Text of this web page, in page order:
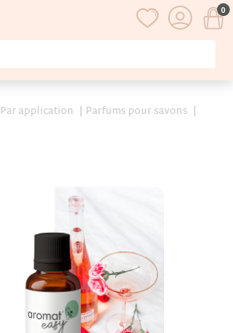
Par application
Parfums pour savons
0